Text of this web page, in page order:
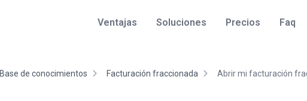
Ventajas Soluciones Precios Faq
Base de conocimientos Facturación fraccionada Abrir mi facturación